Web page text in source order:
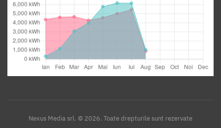
Nexus Media srl. © 2026. Toate drepturile sunt rezervate